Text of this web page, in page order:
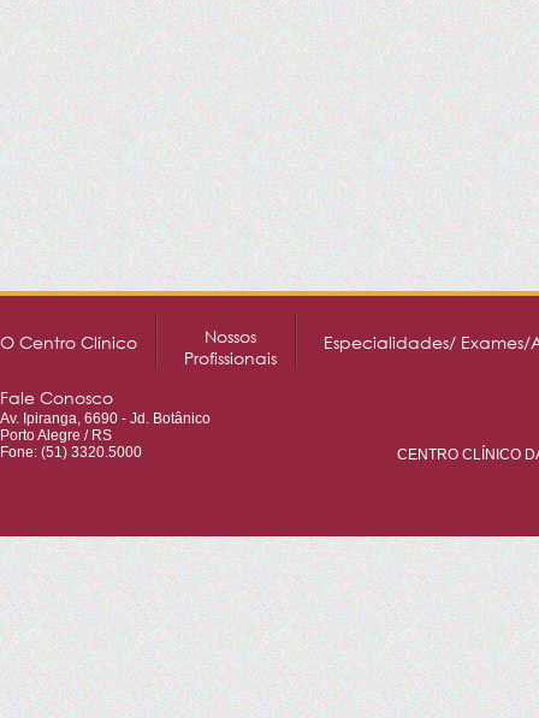
O Centro Clínico
Nossos
Profissionais
Especialidades/ Exames/
Fale Conosco
Av. Ipiranga, 6690 - Jd. Botânico
Porto Alegre / RS
Fone: (51) 3320.5000
CENTRO CLÍNICO